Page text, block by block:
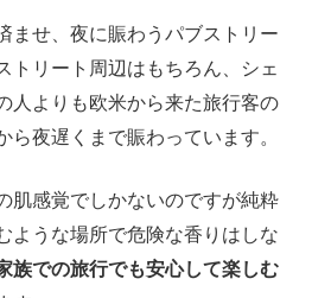
ませ、夜に賑わうパブストリー
トリート周辺はもちろん、シェ
人よりも欧米から来た旅行客の
ら夜遅くまで賑わっています。
肌感覚でしかないのですが純粋
ような場所で危険な香りはしな
族での旅行でも安心して楽しむ